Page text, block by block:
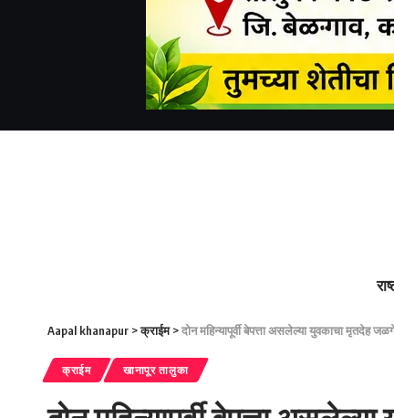
Aapal khanapur >क्राईम>दोन महिन्यापूर्वी बेपत्ता असलेल्या युवकाचा
क्राईम खानापूर तालुका